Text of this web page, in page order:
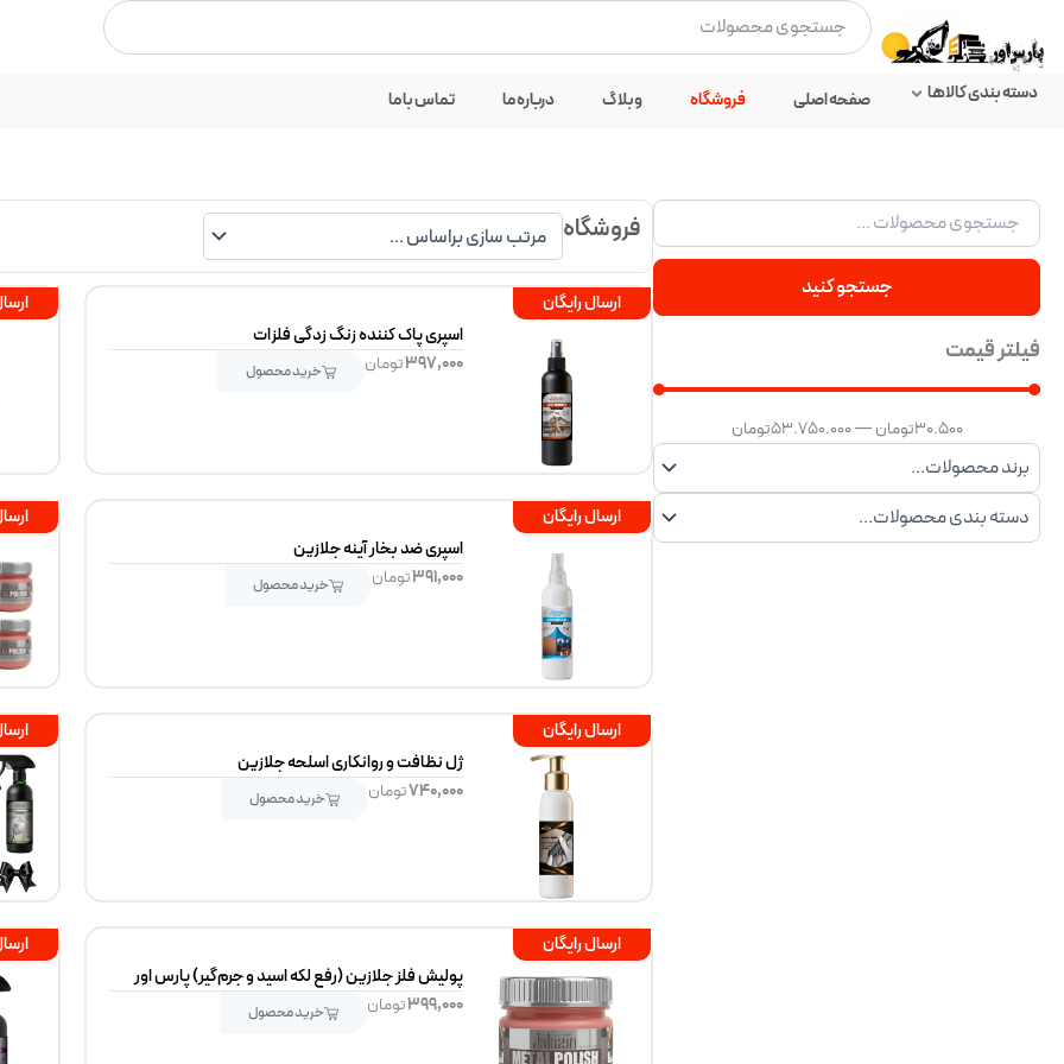
محتوا
جستجو
کردن
دسته بندی کالاها صفحه اصلی فروشگاه وبلاگ درباره ما تماس با ما
جستجو کنید
فیلتر قیمت
30.500تومان—
53.750.000تومان
فروشگاه
ارسال رایگان
اسپری پاک کننده زنگ زدگی فلزات
۳۹۷,۰۰۰تومان خرید محصول
ارسال رایگان
اسپری ضد بخار آینه جلازین
۳۹۱,۰۰۰تومان خرید محصول
ارسال رایگان
ژل نظافت و روانکاری اسلحه جلازین
۷۴۰,۰۰۰تومان خرید محصول
ارسال رایگان
پولیش فلز جلازین (رفع لکه اسید و جرم‌گیر) پارس اور
۳۹۹,۰۰۰تومان خرید محصول